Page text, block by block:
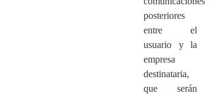
posteriores
entre el
usuario y la
empresa
destinataria,
que serán